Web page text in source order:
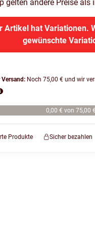
gelten andere Preise als
Artikel hat Variationen.
gewünschte
Versand: Noch 75,00 € und wir
0,00 € von 75,00 €
Produkte Sicher bezahlen